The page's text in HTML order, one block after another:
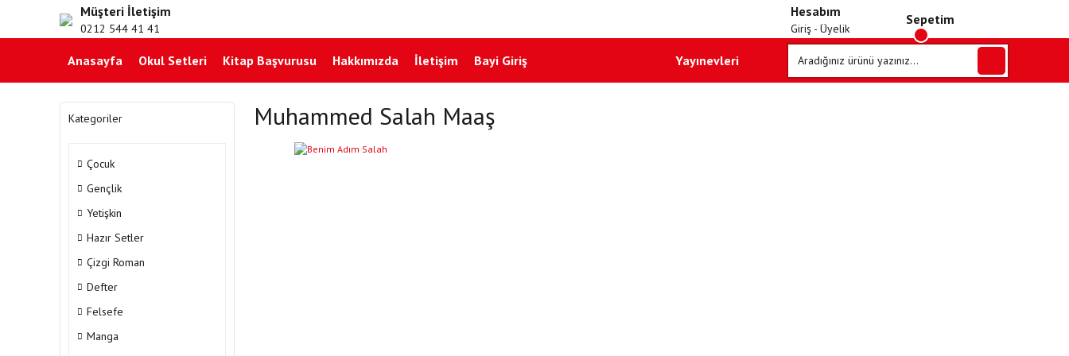
Müşteri İletişim
0212 544 41 41
Hesabım
Giriş - Üyelik
Sepetim
Anasayfa Okul Setleri Kitap Başvurusu Hakkımızda İletişim Bayi Giriş Yayınevleri
Kategoriler
Çocuk
Gençlik
Yetişkin
Hazır Setler
Çizgi Roman
Defter
Felsefe
Manga
Muhammed Salah Maaş